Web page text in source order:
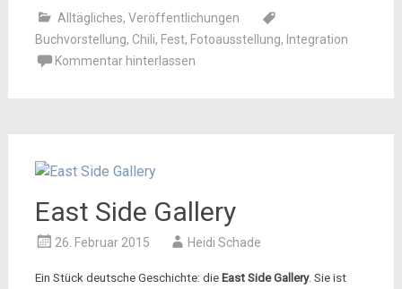
Alltägliches, Veröffentlichungen
Buchvorstellung, Chili, Fest, Fotoausstellung, Integration
Kommentar hinterlassen
East Side Gallery
26. Februar 2015 Heidi Schade
Ein Stück deutsche Geschichte: dieEast Side Gallery. Sie ist